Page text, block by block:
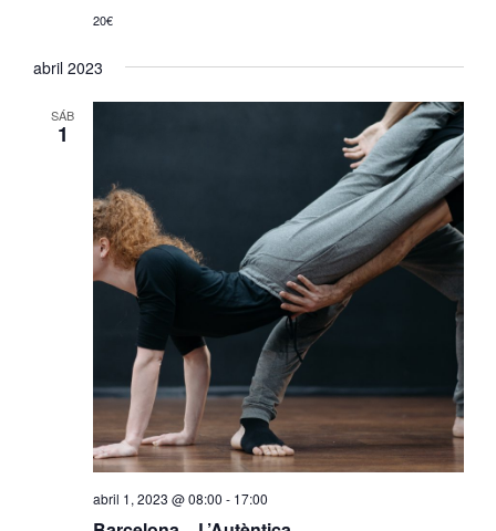
20€
abril 2023
SÁB
1
abril 1, 2023 @ 08:00 - 17:00